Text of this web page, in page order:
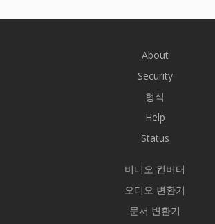
About
Security
형식
Help
Status
비디오 컨버터
오디오 변환기
문서 변환기